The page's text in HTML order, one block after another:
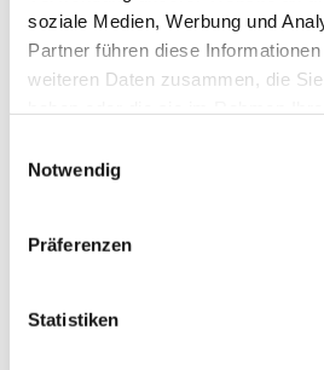
soziale Medien, Werbung und
Partner führen diese
weiteren Daten zusammen, die
Notwendig
Präferenzen
Statistiken